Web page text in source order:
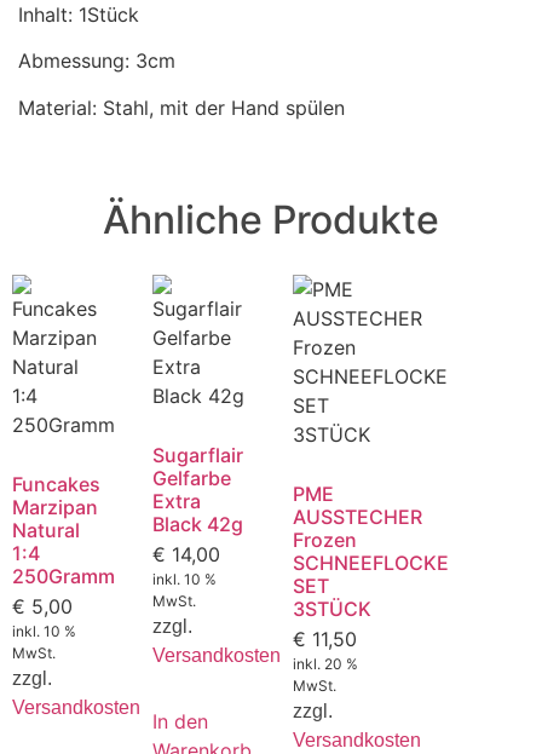
Inhalt: 1Stück
Abmessung: 3cm
Material: Stahl, mit der Hand spülen
Ähnliche Produkte
Funcakes
Marzipan
Natural
1:4
250Gramm
€ 5,00
inkl. 10 %
MwSt.
zzgl.
Versandkosten
Sugarflair
Gelfarbe
Extra
Black 42g
€ 14,00
inkl. 10 %
MwSt.
zzgl.
Versandkosten
In den
PME
AUSSTECHER
Frozen
SCHNEEFLOCKE
SET
3STÜCK
€ 11,50
inkl. 20 %
MwSt.
zzgl.
Versandkosten